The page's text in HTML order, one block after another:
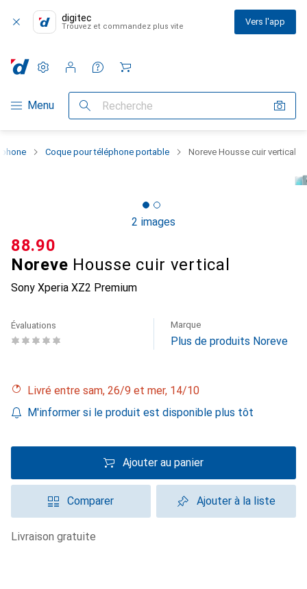
digitec
Trouvez et commandez plus vite Vers l'app
Navigation par catégorie
Menu Recherche
Paramètres
Compte client
Listes de comparaison
Listes d'envies
Panier
Coque pour téléphone portable Noreve Housse cuir vertical
2 images
Noreve Housse cuir vertical
Sony Xperia XZ2 Premium
CHF
88.90
Évaluations Marque
Plus de produits Noreve
Livré entre sam, 26/9 et mer, 14/10
M'informer si le produit est disponible plus tôt
Ajouter au panier
Comparer Ajouter à la liste
livraison gratuite